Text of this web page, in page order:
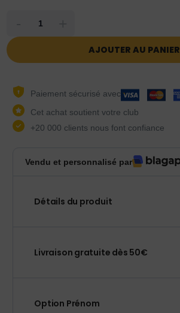
AJOUTER AU PANIER
Paiement sécurisé avec
Cet achat soutient votre club
+20 000 clients nous font confiance
Vendu et personnalisé par
Détails du produit
Livraison gratuite dès 50€
Option Prénom